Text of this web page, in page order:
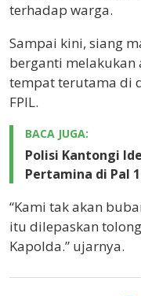
terhadap warga.
Sampai kini, siang
berganti melakukan
tempat terutama di
FPIL.
BACA JUGA:
Polisi Kantongi
Pertamina di Pal
“Kami tak akan
itu dilepaskan
Kapolda.” ujarnya.